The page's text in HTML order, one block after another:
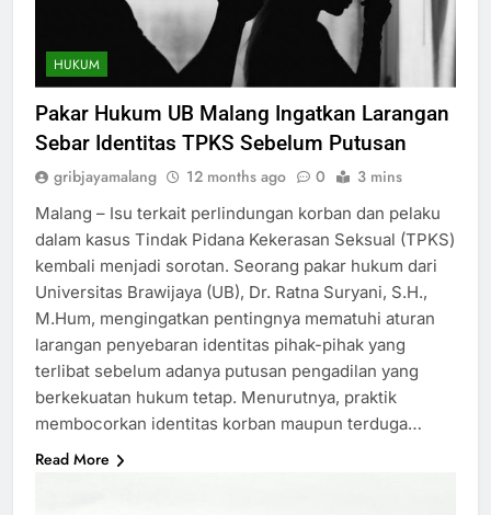
HUKUM
Pakar Hukum UB Malang Ingatkan Larangan
Sebar Identitas TPKS Sebelum Putusan
gribjayamalang 12 months ago 0 3 mins
Malang – Isu terkait perlindungan korban dan pelaku
dalam kasus Tindak Pidana Kekerasan Seksual (TPKS)
kembali menjadi sorotan. Seorang pakar hukum dari
Universitas Brawijaya (UB), Dr. Ratna Suryani, S.H.,
M.Hum, mengingatkan pentingnya mematuhi aturan
larangan penyebaran identitas pihak-pihak yang
terlibat sebelum adanya putusan pengadilan yang
berkekuatan hukum tetap. Menurutnya, praktik
membocorkan identitas korban maupun terduga…
Read More